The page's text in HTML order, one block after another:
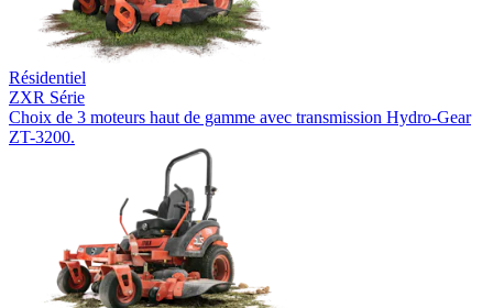
Résidentiel
ZXR Série
Choix de 3 moteurs haut de gamme avec transmission Hydro-Gear
ZT-3200.